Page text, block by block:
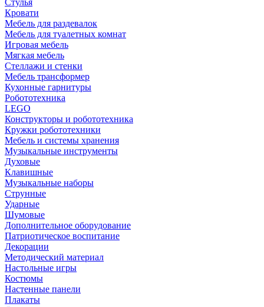
Cтулья
Кровати
Мебель для раздевалок
Мебель для туалетных комнат
Игровая мебель
Мягкая мебель
Стеллажи и стенки
Мебель трансформер
Кухонные гарнитуры
Робототехника
LEGO
Конструкторы и робототехника
Кружки робототехники
Мебель и системы хранения
Музыкальные инструменты
Духовые
Клавишные
Музыкальные наборы
Струнные
Ударные
Шумовые
Дополнительное оборудование
Патриотическое воспитание
Декорации
Методический материал
Настольные игры
Костюмы
Настенные панели
Плакаты